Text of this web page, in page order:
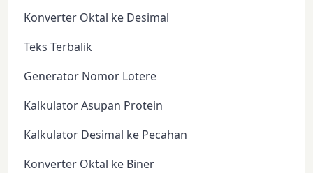
Konverter Oktal ke Desimal
Teks Terbalik
Generator Nomor Lotere
Kalkulator Asupan Protein
Kalkulator Desimal ke Pecahan
Konverter Oktal ke Biner